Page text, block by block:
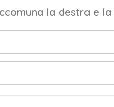
la destra e